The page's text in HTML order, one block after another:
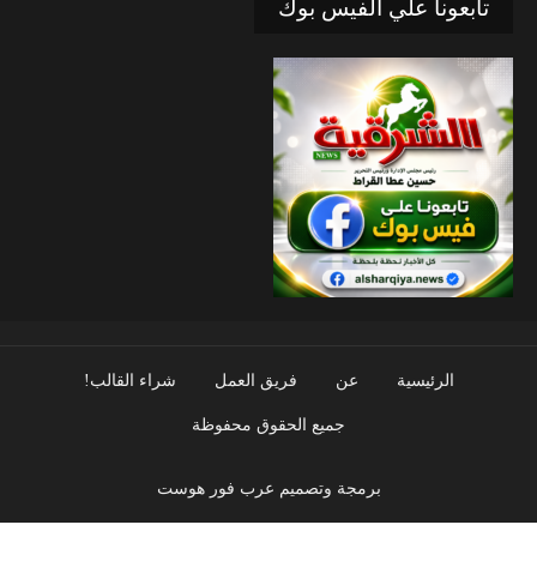
تابعونا علي الفيس بوك
الرئيسية عن فريق العمل شراء القالب!
جميع الحقوق محفوظة
برمجة وتصميم عرب فور هوست